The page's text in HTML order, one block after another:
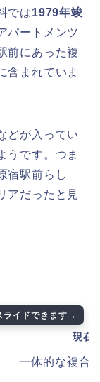
では1979年竣
パートメンツ
前にあった複
含まれていま
どが入ってい
うです。つま
宿駅前らし
アだったと見
現在
一体的な複合